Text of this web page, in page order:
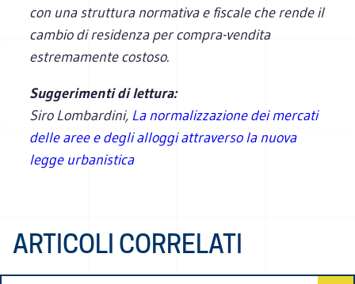
con una struttura normativa e fiscale che rende il
cambio di residenza per compra-vendita
estremamente costoso.
Suggerimenti di lettura:
Siro Lombardini, La normalizzazione dei mercati
delle aree e degli alloggi attraverso la nuova
legge urbanistica
ARTICOLI CORRELATI